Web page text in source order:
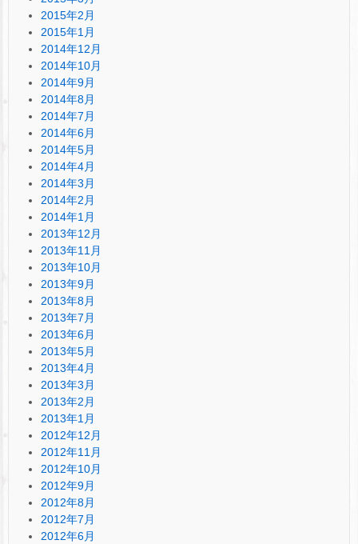
2015年2月
2015年1月
2014年12月
2014年10月
2014年9月
2014年8月
2014年7月
2014年6月
2014年5月
2014年4月
2014年3月
2014年2月
2014年1月
2013年12月
2013年11月
2013年10月
2013年9月
2013年8月
2013年7月
2013年6月
2013年5月
2013年4月
2013年3月
2013年2月
2013年1月
2012年12月
2012年11月
2012年10月
2012年9月
2012年8月
2012年7月
2012年6月